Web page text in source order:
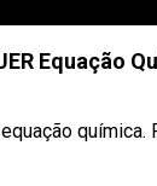
Equação